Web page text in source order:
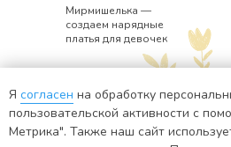
Мирмишелька —
создаем нарядные
платья для девочек
info@mirmishelka.ru
+7 920 382-34-02
Я согласен на обработку
пользовательской активности с
Метрика". Также наш сайт